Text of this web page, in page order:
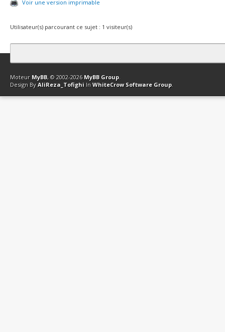
Voir une version imprimable
Utilisateur(s) parcourant ce sujet : 1 visiteur(s)
Contact Club Affiliation Retourner en haut Version bas-débit
Moteur MyBB, © 2002-2026 MyBB Group.
Design By AliReza_Tofighi In WhiteCrow Software Group.